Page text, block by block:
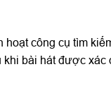
công cụ tìm
bài hát được